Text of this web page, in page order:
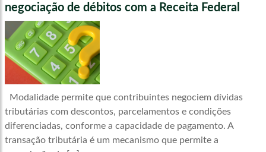
negociação de débitos com a Receita Federal
Modalidade permite que contribuintes negociem dívidas
tributárias com descontos, parcelamentos e condições
diferenciadas, conforme a capacidade de pagamento. A
transação tributária é um mecanismo que permite a